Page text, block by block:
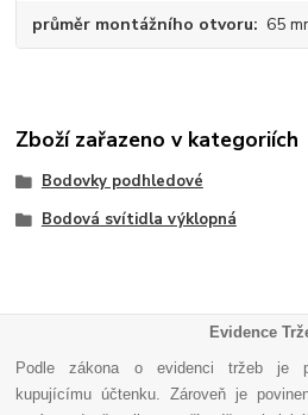
průměr montážního otvoru 65
Zboží zařazeno v kategoriích
Bodovky podhledové
Bodová svítidla výklopná
Evidence
Podle zákona o evidenci tržeb je
kupujícímu účtenku. Zároveň je